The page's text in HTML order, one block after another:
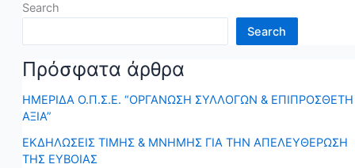
Search
Search
Πρόσφατα άρθρα
ΗΜΕΡΙΔΑ Ο.Π.Σ.Ε. “ΟΡΓΑΝΩΣΗ ΣΥΛΛΟΓΩΝ & ΕΠΙΠΡΟΣΘΕΤΗ
ΑΞΙΑ”
ΕΚΔΗΛΩΣΕΙΣ ΤΙΜΗΣ & ΜΝΗΜΗΣ ΓΙΑ ΤΗΝ ΑΠΕΛΕΥΘΕΡΩΣΗ
ΤΗΣ ΕΥΒΟΙΑΣ